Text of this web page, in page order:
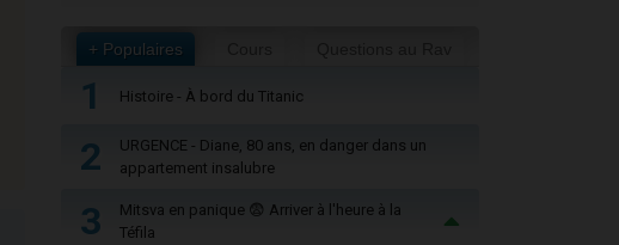
+ Populaires
1 Histoire - À bord du Titanic
2
URGENCE - Diane, 80 ans, en danger dans un
appartement insalubre
3
Mitsva en panique 😨 Arriver à l'heure à la
Téfila